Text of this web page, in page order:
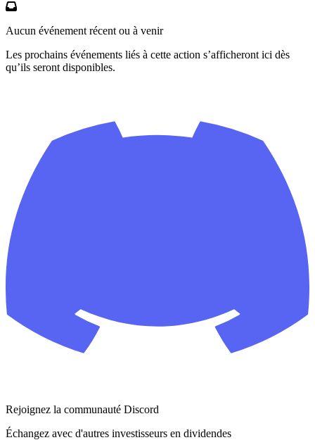
Aucun événement récent ou à venir
Les prochains événements liés à cette action s’afficheront ici dès
qu’ils seront disponibles.
Rejoignez la communauté Discord
Échangez avec d'autres investisseurs en dividendes